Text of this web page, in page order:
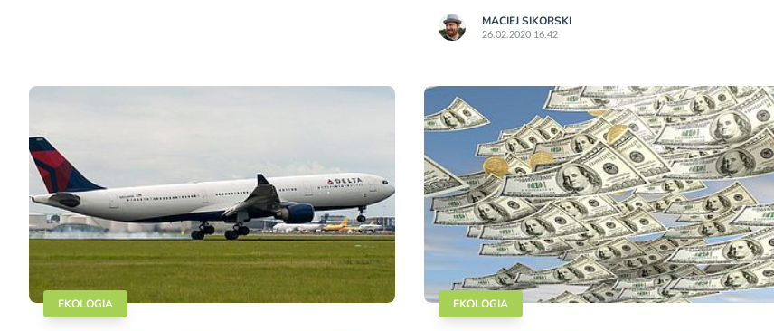
MACIEJ SIKORSKI
26.02.2020 16:42
EKOLOGIA EKOLOGIA